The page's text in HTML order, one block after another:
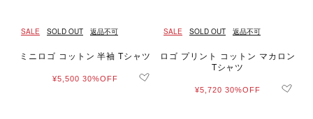
SALE SOLD OUT 返品不可
ミニロゴ コットン 半袖 Tシャツ
¥5,500 30%OFF
SALE SOLD OUT 返品不可
ロゴ プリント コットン マカロン
Tシャツ
¥5,720 30%OFF